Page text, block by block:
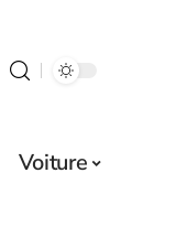
Voiture